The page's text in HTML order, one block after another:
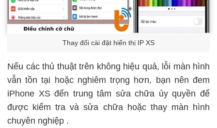
Thay đổi cài đặt hiển thị IP XS
Nếu các thủ thuật trên không hiệu quả, lỗi màn hình
vẫn tồn tại hoặc nghiêm trọng hơn, bạn nên đem
iPhone XS đến trung tâm sửa chữa ủy quyền để
được kiểm tra và sửa chữa hoặc thay màn hình
chuyên nghiệp .